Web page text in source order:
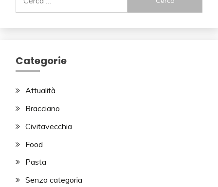
per:
Categorie
Attualità
Bracciano
Civitavecchia
Food
Pasta
Senza categoria